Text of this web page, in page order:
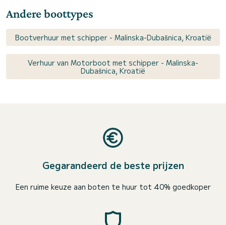
Andere boottypes
Bootverhuur met schipper - Malinska-Dubašnica, Kroatië
Verhuur van Motorboot met schipper - Malinska-
Dubašnica, Kroatië
Gegarandeerd de beste prijzen
Een ruime keuze aan boten te huur tot 40% goedkoper